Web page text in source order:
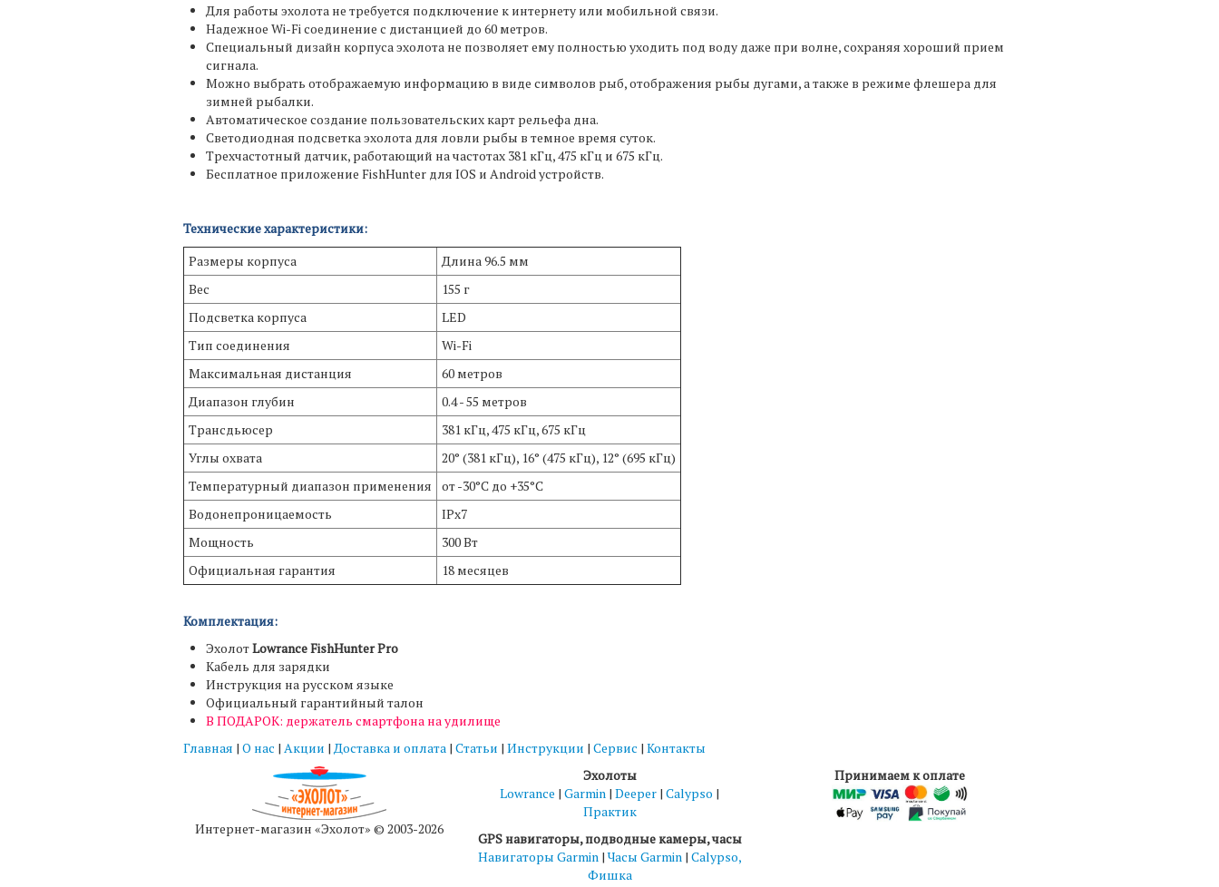
Для работы эхолота не требуется подключение к интернету или мобильной связи.
Надежное Wi-Fi соединение с дистанцией до 60 метров.
Специальный дизайн корпуса эхолота не позволяет ему полностью уходить под воду даже при волне, сохраняя хороший прием
сигнала.
Можно выбрать отображаемую информацию в виде символов рыб, отображения рыбы дугами, а также в режиме флешера для
зимней рыбалки.
Автоматическое создание пользовательских карт рельефа дна.
Светодиодная подсветка эхолота для ловли рыбы в темное время суток.
Трехчастотный датчик, работающий на частотах 381 кГц, 475 кГц и 675 кГц.
Бесплатное приложение FishHunter для IOS и Android устройств.
Технические характеристики:
Размеры корпуса
Длина 96.5 мм
Вес
155 г
Подсветка корпуса
LED
Тип соединения
Wi-Fi
Максимальная дистанция
60 метров
Диапазон глубин
0.4 - 55 метров
Трансдьюсер
381 кГц, 475 кГц, 675 кГц
Углы охвата
20° (381 кГц), 16° (475 кГц), 12° (695 кГц)
Температурный диапазон применения
от -30°C до +35°C
Водонепроницаемость
IPx7
Мощность
300 Вт
Официальная гарантия
18 месяцев
Комплектация:
ЭхолотLowrance FishHunter Pro
Кабель для зарядки
Инструкция на русском языке
Официальный гарантийный талон
В ПОДАРОК: держатель смартфона на удилище
Главная | О нас | Акции | Доставка и оплата | Статьи | Инструкции | Сервис | Контакты
Интернет-магазин «Эхолот» © 2003-2026
Эхолоты
Lowrance | Garmin | Deeper | Calypso |
Практик
GPS навигаторы, подводные камеры, часы
Навигаторы Garmin |Часы Garmin | Calypso,
Фишка
Принимаем к оплате